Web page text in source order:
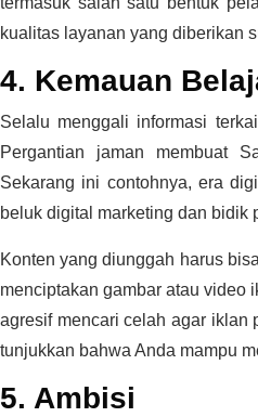
kualitas layanan yang diberikan
4. Kemauan
Selalu menggali informasi
Pergantian jaman membuat
Sekarang ini contohnya, era
beluk digital marketing dan bidik
Konten yang diunggah harus
menciptakan gambar atau video
agresif mencari celah agar iklan
tunjukkan bahwa Anda mampu
5. Ambisi